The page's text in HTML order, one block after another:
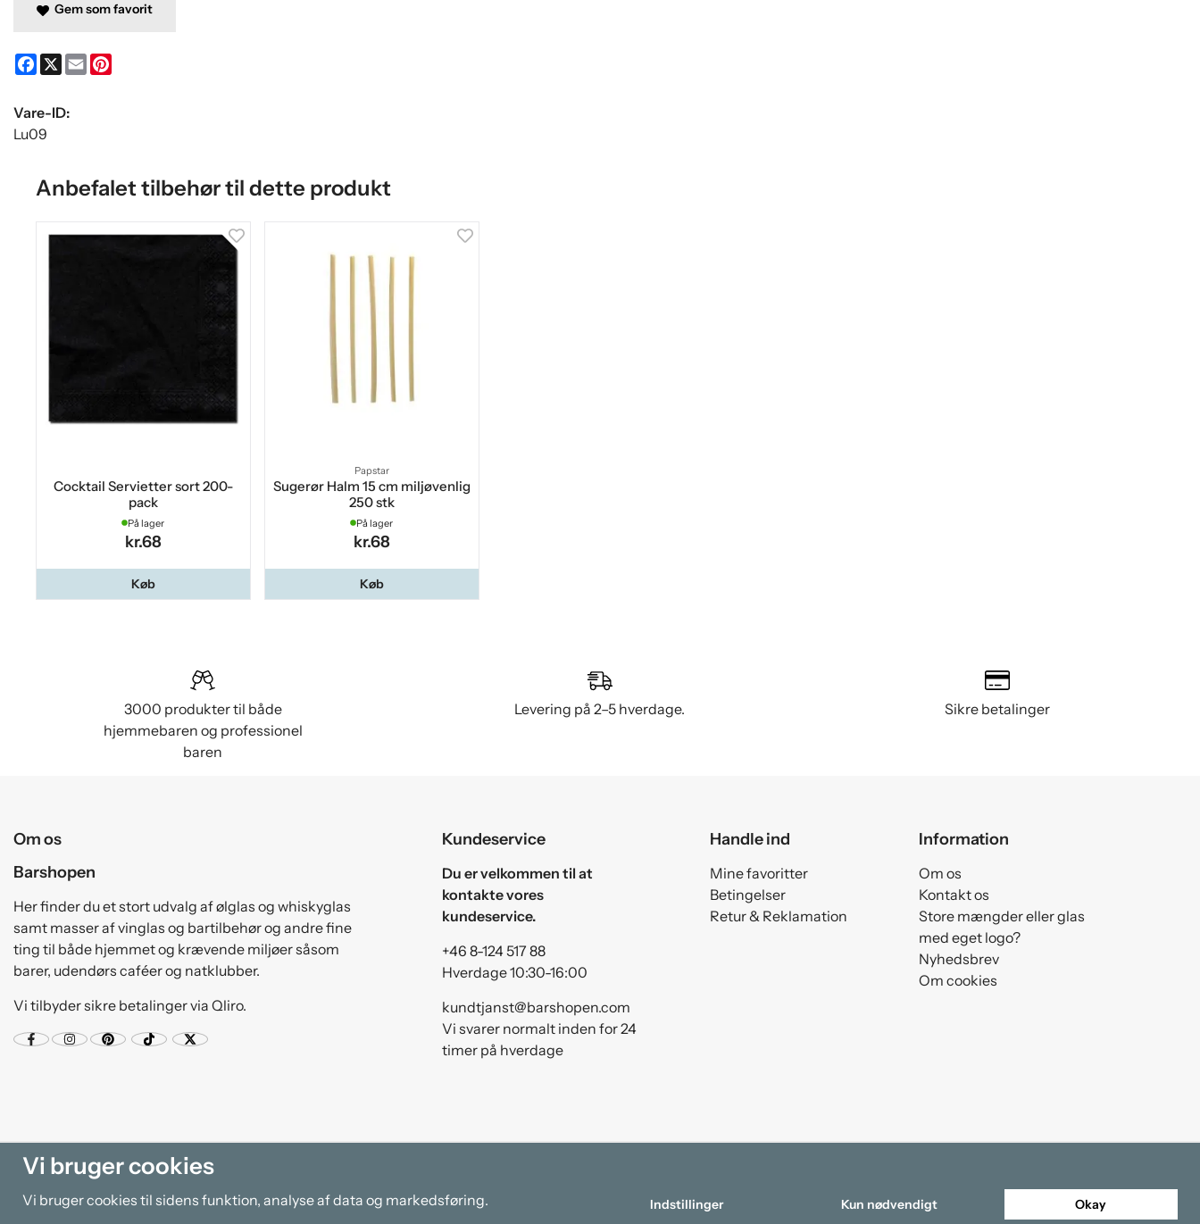
Gem som favorit
Facebook
X Email
Vare-ID:
Lu09
Anbefalet tilbehør til dette produkt
Cocktail Servietter sort 200-
pack
På lager
kr.68
Køb
Papstar
Sugerør Halm 15 cm miljøvenlig
250 stk
På lager
kr.68
Køb
3000 produkter til både
hjemmebaren og professionel
baren
Levering på 2–5 hverdage. Sikre betalinger
Om os
Barshopen
Her finder du et stort udvalg af ølglas og whiskyglas
samt masser af vinglas og bartilbehør og andre fine
ting til både hjemmet og krævende miljøer såsom
barer, udendørs caféer og natklubber.
Vi tilbyder sikre betalinger via Qliro.
Kundeservice
Du er velkommen til at
kontakte vores
kundeservice.
+46 8-124 517 88
Hverdage 10:30-16:00
kundtjanst@barshopen.com
Vi svarer normalt inden for 24
timer på hverdage
Handle ind
Mine favoritter
Betingelser
Retur & Reklamation
Information
Om os
Kontakt os
Store mængder eller glas
med eget logo?
Nyhedsbrev
Om cookies
Vi bruger cookies
Vi bruger cookies til sidens funktion, analyse af data og markedsføring. Indstillinger Kun nødvendigt Okay